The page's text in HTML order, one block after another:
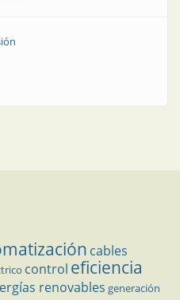
cables
control eficiencia
renovables generación